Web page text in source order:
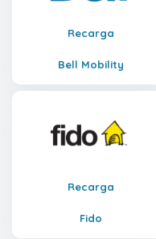
Recarga
Bell Mobility
Recarga
Fido